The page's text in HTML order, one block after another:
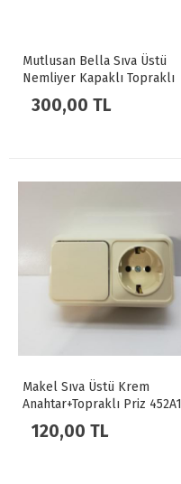
Mutlusan Bella Sıva Üstü
Nemliyer Kapaklı Topraklı
Priz + Anahtar Gri
300,00 TL
Makel Sıva Üstü Krem
Anahtar+Topraklı Priz 452A1
120,00 TL